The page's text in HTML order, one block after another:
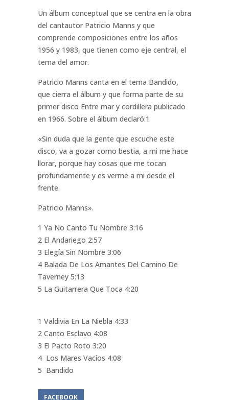
Un álbum conceptual que se centra en la obra
del cantautor Patricio Manns y que
comprende composiciones entre los años
1956 y 1983, que tienen como eje central, el
tema del amor.
Patricio Manns canta en el tema Bandido,
que cierra el álbum y que forma parte de su
primer disco Entre mar y cordillera publicado
en 1966. Sobre el álbum declaró:1​
«Sin duda que la gente que escuche este
disco, va a gozar como bestia, a mi me hace
llorar, porque hay cosas que me tocan
profundamente y es verme a mi desde el
frente.
Patricio Manns».
1 Ya No Canto Tu Nombre 3:16
2 El Andariego 2:57
3 Elegía Sin Nombre 3:06
4 Balada De Los Amantes Del Camino De
Taverney 5:13
5 La Guitarrera Que Toca 4:20
1 Valdivia En La Niebla 4:33
2 Canto Esclavo 4:08
3 El Pacto Roto 3:20
4 Los Mares Vacíos 4:08
5 Bandido
FACEBOOK